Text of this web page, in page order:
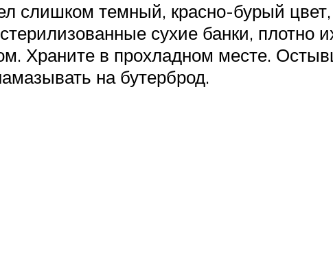
слишком темный, красно-бурый цвет,
сухие банки, плотно
Храните в прохладном месте.
на бутерброд.